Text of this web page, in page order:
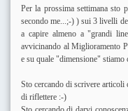
Per la prossima settimana sto
secondo me...;-) ) sui 3 livelli
a capire almeno a "grandi
avvicinando al Miglioramento
e su quale "dimensione" stiamo
Sto cercando di scrivere
di riflettere :-)